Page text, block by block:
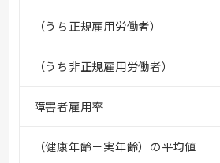
（うち正規雇用労働者）
（うち非正規雇用労働者）
障害者雇用率
（健康年齢－実年齢）の平均値